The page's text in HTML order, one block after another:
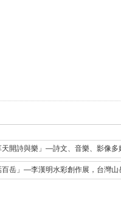
天開詩與樂」—詩文、音樂、影像
百岳」—李漢明水彩創作展，台灣